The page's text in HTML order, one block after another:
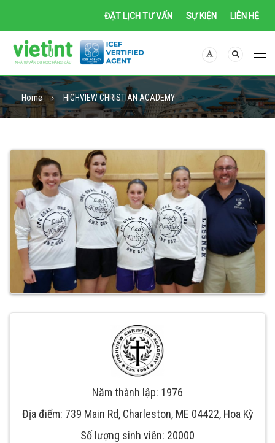
ĐẶT LỊCH TƯ VẤN SỰ KIỆN LIÊN HỆ
Home HIGHVIEW CHRISTIAN ACADEMY
Năm thành lập: 1976
Địa điểm: 739 Main Rd, Charleston, ME 04422, Hoa Kỳ
Số lượng sinh viên: 20000